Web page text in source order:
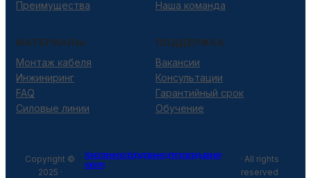
Преимущества
Наша команда
МАТЕРИАЛЫ
Монтаж кабеля
Инжиниринг
FAQ
Силовые линии
ПОДДЕРЖКА
Вакансии
Консультации
Гарантийный срок
Обучение
Copyright ©
2025 ·
Качественное оборудование для прокладывания
кабеля
· All rights
reserved